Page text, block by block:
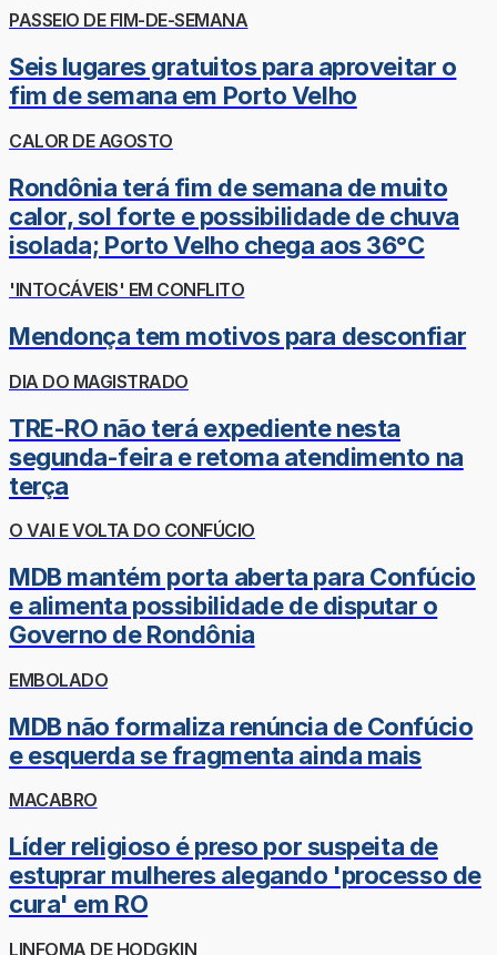
PASSEIO DE FIM-DE-SEMANA
Seis lugares gratuitos para aproveitar o
fim de semana em Porto Velho
CALOR DE AGOSTO
Rondônia terá fim de semana de muito
calor, sol forte e possibilidade de chuva
isolada; Porto Velho chega aos 36°C
'INTOCÁVEIS' EM CONFLITO
Mendonça tem motivos para desconfiar
DIA DO MAGISTRADO
TRE-RO não terá expediente nesta
segunda-feira e retoma atendimento na
terça
O VAI E VOLTA DO CONFÚCIO
MDB mantém porta aberta para Confúcio
e alimenta possibilidade de disputar o
Governo de Rondônia
EMBOLADO
MDB não formaliza renúncia de Confúcio
e esquerda se fragmenta ainda mais
MACABRO
Líder religioso é preso por suspeita de
estuprar mulheres alegando 'processo de
cura' em RO
LINFOMA DE HODGKIN